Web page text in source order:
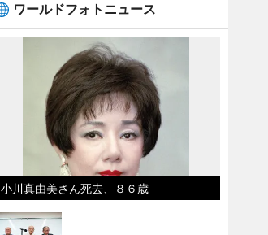
ワールドフォトニュース
小川真由美さん死去、８６歳